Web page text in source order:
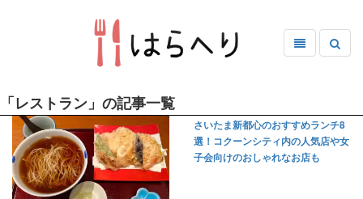
「レストラン」の記事一覧
さいたま新都心のおすすめランチ8
選！コクーンシティ内の人気店や女
子会向けのおしゃれなお店も